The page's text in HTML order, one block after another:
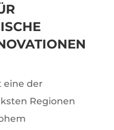
eine der
Regionen